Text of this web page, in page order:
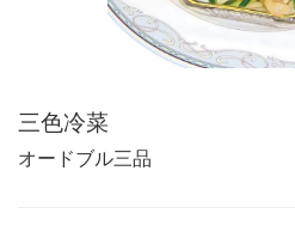
三色冷菜
オードブル三品